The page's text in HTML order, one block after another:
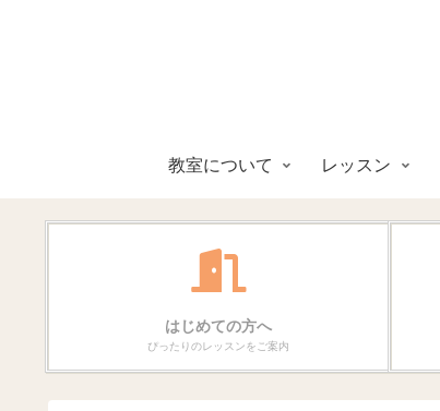
教室について レッスン
はじめての方へ
ぴったりのレッスンをご案内